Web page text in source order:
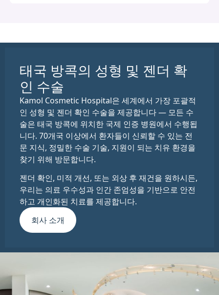
태국 방콕의 성형 및 젠더 확
인 수술
Kamol Cosmetic Hospital은 세계에서 가장 포괄적
인 성형 및 젠더 확인 수술을 제공합니다 — 모든 수
술은 태국 방콕에 위치한 국제 인증 병원에서 수행됩
니다. 70개국 이상에서 환자들이 신뢰할 수 있는 전
문 지식, 정밀한 수술 기술, 지원이 되는 치유 환경을
찾기 위해 방문합니다.
젠더 확인, 미적 개선, 또는 외상 후 재건을 원하시든,
우리는 의료 우수성과 인간 존엄성을 기반으로 안전
하고 개인화된 치료를 제공합니다.
회사 소개